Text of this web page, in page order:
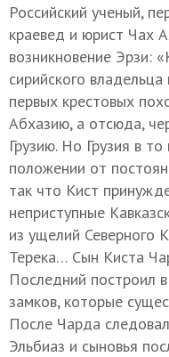
Российский ученый,
краевед и юрист Чах
возникновение Эрзи:
сирийского
первых крестовых
Абхазию, а отсюда,
Грузию. Но Грузия в
положении от
так что Кист
неприступные
из ущелий Северного
Терека… Сын Киста
Последний построил
замков, которые
После Чарда
Эльбиаз и сыновья